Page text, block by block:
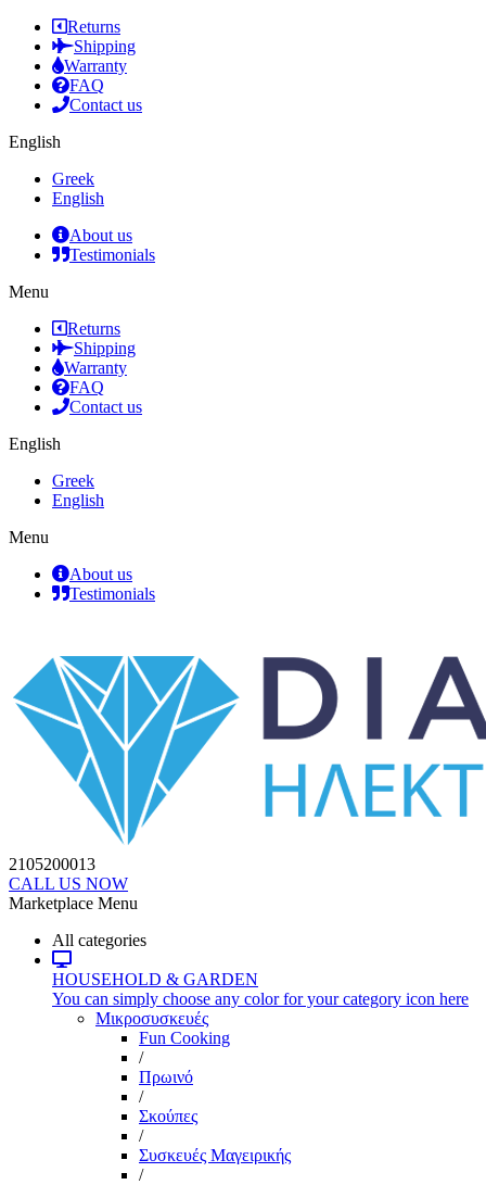
Returns
Shipping
Warranty
FAQ
Contact us
English
Greek
English
About us
Testimonials
Menu
Returns
Shipping
Warranty
FAQ
Contact us
English
Greek
English
Menu
About us
Testimonials
2105200013
CALL US NOW
Marketplace Menu
All categories
HOUSEHOLD & GARDEN
You can simply choose any color for your category icon here
Μικροσυσκευές
Fun Cooking
/
Πρωινό
/
Σκούπες
/
Συσκευές Μαγειρικής
/